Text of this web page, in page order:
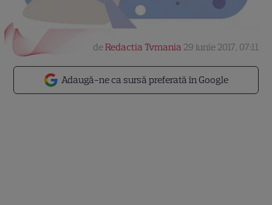
Adaugă-ne ca sursă preferată în Google
deRedactia Tvmania 29 iunie 2017, 07:11